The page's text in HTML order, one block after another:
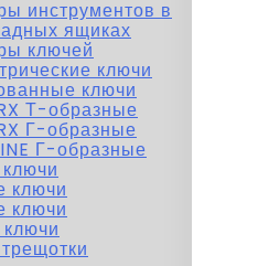
инструментов в
ящиках
ключей
ключи
ключи
Т-образные
Г-образные
Г-образные
ключи
ключи